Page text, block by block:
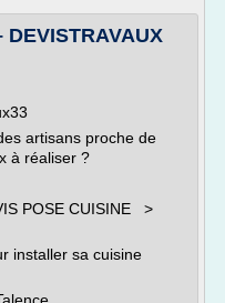
artisans proche de
à réaliser ?
POSE CUISINE >
installer sa cuisine